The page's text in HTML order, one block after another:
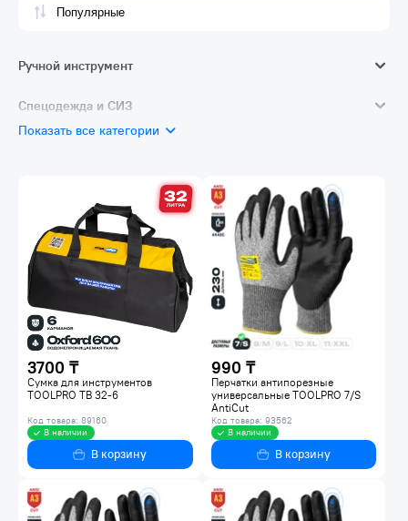
Ручной инструмент
Системы хранения инструмента
Спецодежда и СИЗ
Перчатки
Показать все категории
3700 ₸
Сумка для инструментов
TOOLPRO TB 32-6
Код товара: 89160
В наличии
В корзину
990 ₸
Перчатки антипорезные
универсальные TOOLPRO 7/S
AntiCut
Код товара: 93562
В наличии
В корзину